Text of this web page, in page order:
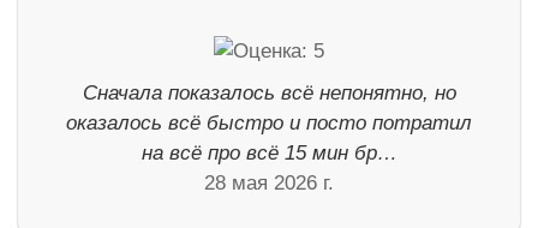
Сначала показалось всё непонятно, но
оказалось всё быстро и посто потратил
на всё про всё 15 мин бр…
28 мая 2026 г.